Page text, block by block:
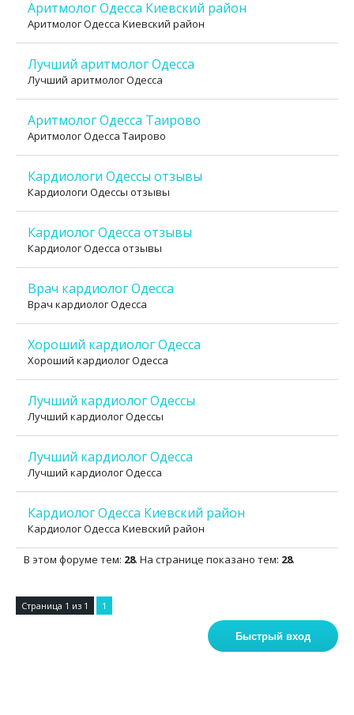
Аритмолог Одесса Киевский район
Аритмолог Одесса Киевский район
Лучший аритмолог Одесса
Лучший аритмолог Одесса
Аритмолог Одесса Таирово
Аритмолог Одесса Таирово
Кардиологи Одессы отзывы
Кардиологи Одессы отзывы
Кардиолог Одесса отзывы
Кардиолог Одесса отзывы
Врач кардиолог Одесса
Врач кардиолог Одесса
Хороший кардиолог Одесса
Хороший кардиолог Одесса
Лучший кардиолог Одессы
Лучший кардиолог Одессы
Лучший кардиолог Одесса
Лучший кардиолог Одесса
Кардиолог Одесса Киевский район
Кардиолог Одесса Киевский район
В этом форуме тем: 28. На странице показано тем: 28.
Страница 1 из 1 1